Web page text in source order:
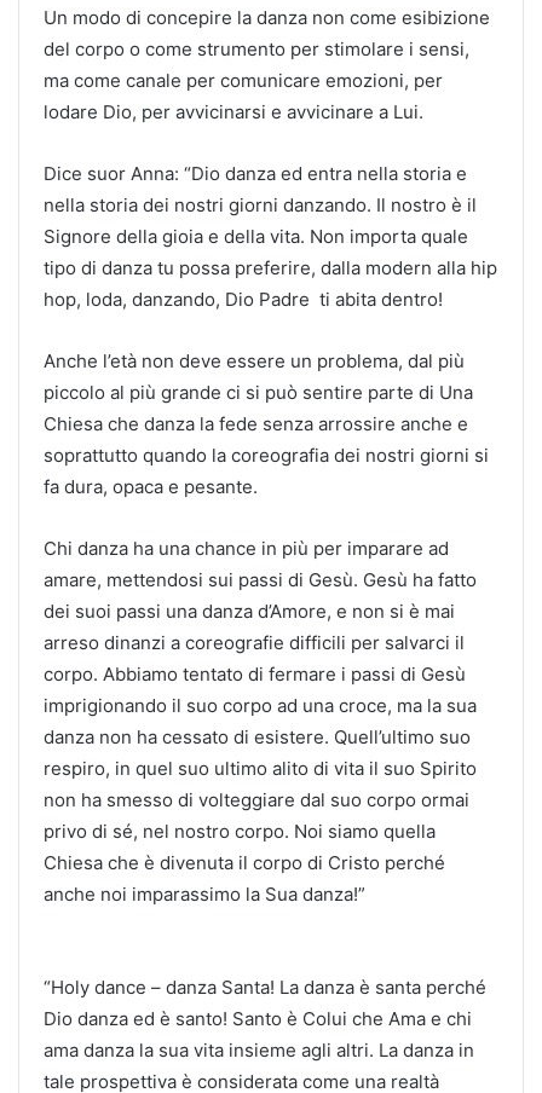
Un modo di concepire la danza non come esibizione
del corpo o come strumento per stimolare i sensi,
ma come canale per comunicare emozioni, per
lodare Dio, per avvicinarsi e avvicinare a Lui.
Dice suor Anna: “Dio danza ed entra nella storia e
nella storia dei nostri giorni danzando. Il nostro è il
Signore della gioia e della vita. Non importa quale
tipo di danza tu possa preferire, dalla modern alla hip
hop, loda, danzando, Dio Padre ti abita dentro!
Anche l’età non deve essere un problema, dal più
piccolo al più grande ci si può sentire parte di Una
Chiesa che danza la fede senza arrossire anche e
soprattutto quando la coreografia dei nostri giorni si
fa dura, opaca e pesante.
Chi danza ha una chance in più per imparare ad
amare, mettendosi sui passi di Gesù. Gesù ha fatto
dei suoi passi una danza d’Amore, e non si è mai
arreso dinanzi a coreografie difficili per salvarci il
corpo. Abbiamo tentato di fermare i passi di Gesù
imprigionando il suo corpo ad una croce, ma la sua
danza non ha cessato di esistere. Quell’ultimo suo
respiro, in quel suo ultimo alito di vita il suo Spirito
non ha smesso di volteggiare dal suo corpo ormai
privo di sé, nel nostro corpo. Noi siamo quella
Chiesa che è divenuta il corpo di Cristo perché
anche noi imparassimo la Sua danza!”
“Holy dance – danza Santa! La danza è santa perché
Dio danza ed è santo! Santo è Colui che Ama e chi
ama danza la sua vita insieme agli altri. La danza in
tale prospettiva è considerata come una realtà